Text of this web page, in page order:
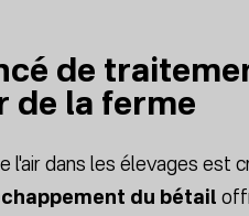
de
de la ferme
l'air dans les élevages est
du bétail